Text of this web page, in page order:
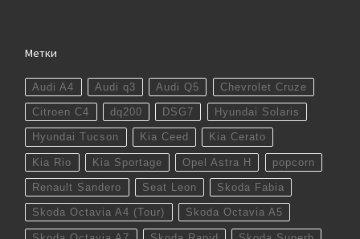
Метки
Audi A4 Audi q3 Audi Q5 Chevrolet Cruze
Citroen C4 dq200 DSG7 Hyundai Solaris
Hyundai Tucson Kia Ceed Kia Cerato
Kia Rio Kia Sportage Opel Astra H popcorn
Renault Sandero Seat Leon Skoda Fabia
Skoda Octavia A4 (Tour) Skoda Octavia A5